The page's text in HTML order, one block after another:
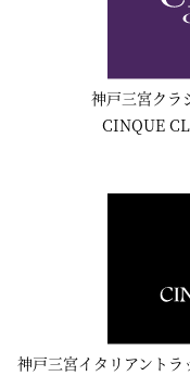
神戸三宮クラ
CINQUE
神戸三宮イタリアント